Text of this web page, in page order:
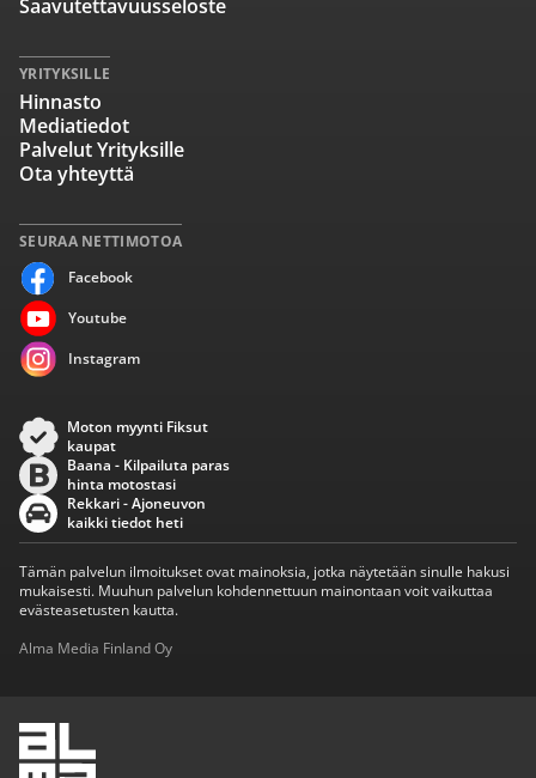
SEURAA NETTIMOTOA
Facebook
Youtube
Instagram
Saavutettavuusseloste
YRITYKSILLE
Hinnasto
Mediatiedot
Palvelut Yrityksille
Ota yhteyttä
Moton myynti Fiksut
kaupat
Baana - Kilpailuta paras
hinta motostasi
Rekkari - Ajoneuvon
kaikki tiedot heti
Tämän palvelun ilmoitukset ovat mainoksia, jotka näytetään sinulle hakusi
mukaisesti. Muuhun palvelun kohdennettuun mainontaan voit vaikuttaa
evästeasetusten kautta.
Alma Media Finland Oy